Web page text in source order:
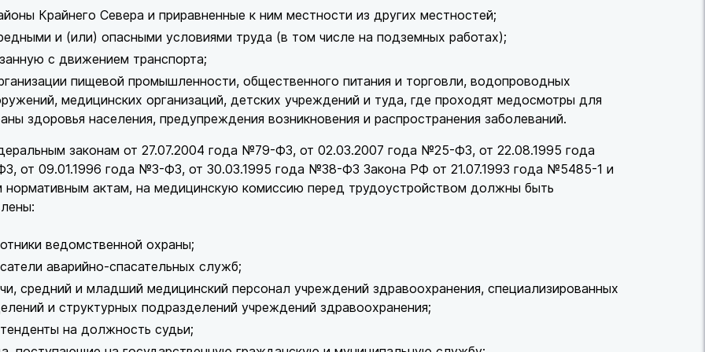
Крайнего Севера и приравненные к ним местности из других местностей;
и (или) опасными условиями труда (в том числе на подземных работах);
с движением транспорта;
пищевой промышленности, общественного питания и торговли, водопроводных
медицинских организаций, детских учреждений и туда, где проходят медосмотры для
здоровья населения, предупреждения возникновения и распространения заболеваний.
законам от 27.07.2004 года №79-ФЗ, от 02.03.2007 года №25-ФЗ, от 22.08.1995 года
от 09.01.1996 года №3-ФЗ, от 30.03.1995 года №38-ФЗ Закона РФ от 21.07.1993 года №5485-1 и
нормативным актам, на медицинскую комиссию перед трудоустройством должны быть
ведомственной охраны;
аварийно-спасательных служб;
средний и младший медицинский персонал учреждений здравоохранения, специализированных
и структурных подразделений учреждений здравоохранения;
на должность судьи;